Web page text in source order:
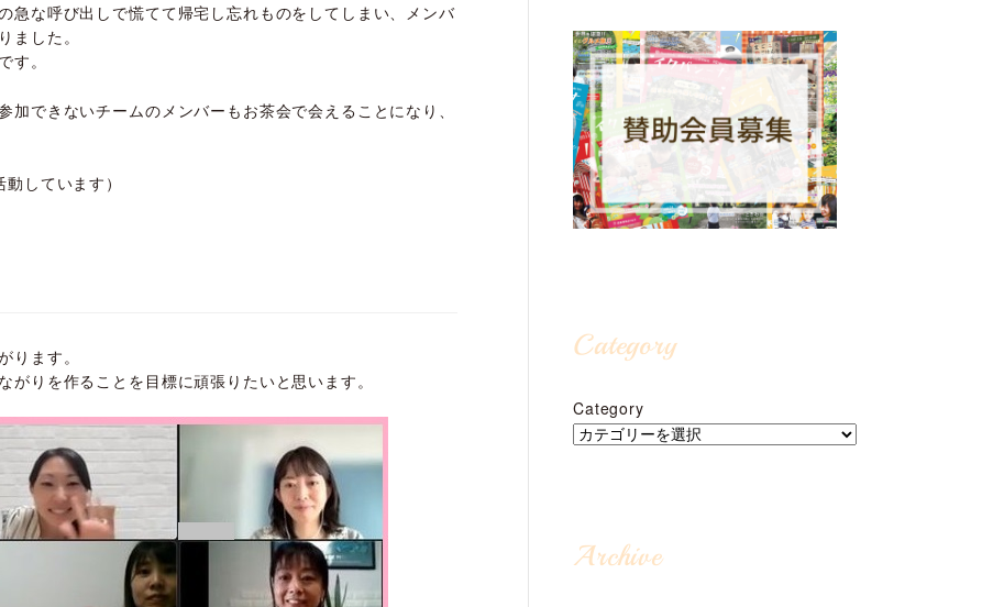
急な呼び出しで慌てて帰宅し忘れものをしてしまい、メンバ
ました。
す。
加できないチームのメンバーもお茶会で会えることになり、
しています）
ります。
りを作ることを目標に頑張りたいと思います。
Category
Category
Archive